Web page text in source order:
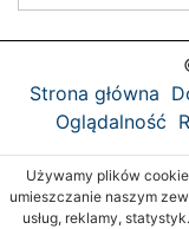
Strona główna
Oglądalność
Używamy plików
umieszczanie naszym
usług, reklamy,